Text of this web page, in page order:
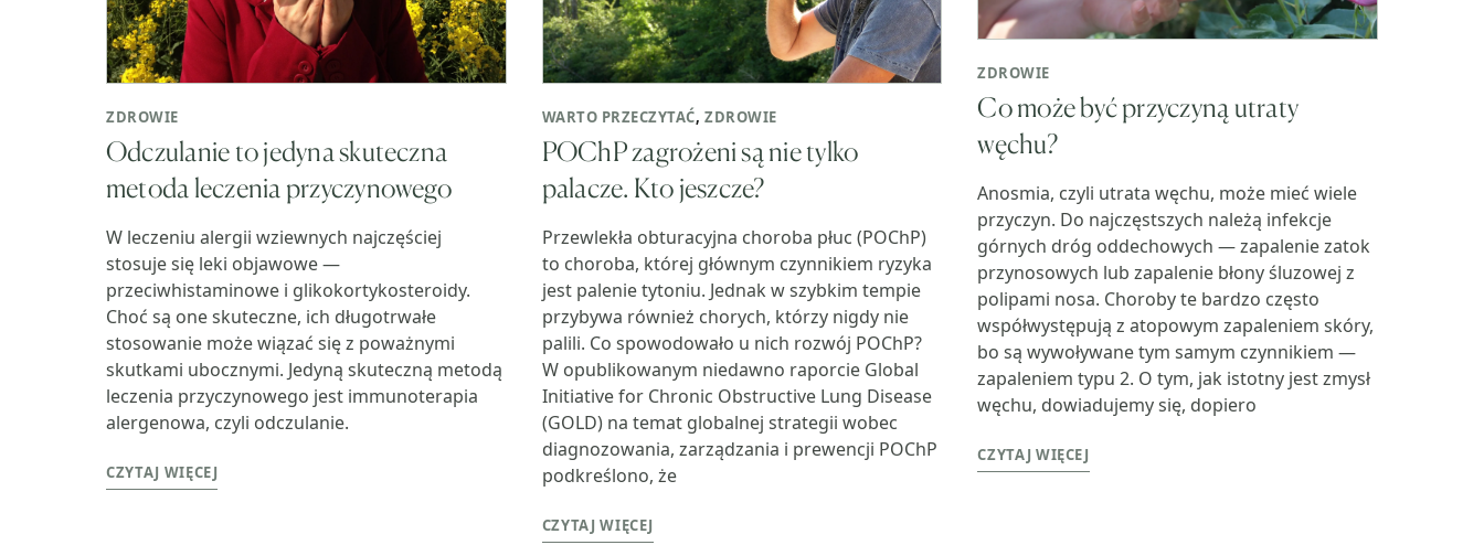
ZDROWIE
Odczulanie to jedyna skuteczna
metoda leczenia przyczynowego
W leczeniu alergii wziewnych najczęściej
stosuje się leki objawowe —
przeciwhistaminowe i glikokortykosteroidy.
Choć są one skuteczne, ich długotrwałe
stosowanie może wiązać się z poważnymi
skutkami ubocznymi. Jedyną skuteczną metodą
leczenia przyczynowego jest immunoterapia
alergenowa, czyli odczulanie.
CZYTAJ WIĘCEJ
WARTO PRZECZYTAĆ,ZDROWIE
POChP zagrożeni są nie tylko
palacze. Kto jeszcze?
Przewlekła obturacyjna choroba płuc (POChP)
to choroba, której głównym czynnikiem ryzyka
jest palenie tytoniu. Jednak w szybkim tempie
przybywa również chorych, którzy nigdy nie
palili. Co spowodowało u nich rozwój POChP?
W opublikowanym niedawno raporcie Global
Initiative for Chronic Obstructive Lung Disease
(GOLD) na temat globalnej strategii wobec
diagnozowania, zarządzania i prewencji POChP
podkreślono, że
CZYTAJ WIĘCEJ
ZDROWIE
Co może być przyczyną utraty
węchu?
Anosmia, czyli utrata węchu, może mieć wiele
przyczyn. Do najczęstszych należą infekcje
górnych dróg oddechowych — zapalenie zatok
przynosowych lub zapalenie błony śluzowej z
polipami nosa. Choroby te bardzo często
współwystępują z atopowym zapaleniem skóry,
bo są wywoływane tym samym czynnikiem —
zapaleniem typu 2. O tym, jak istotny jest zmysł
węchu, dowiadujemy się, dopiero
CZYTAJ WIĘCEJ